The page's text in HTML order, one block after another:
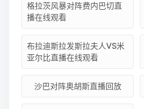
格拉茨风暴对阵费内巴切直
播在线观看
布拉迪斯拉发斯拉夫人VS米
亚尔比直播在线观看
沙巴对阵奥胡斯直播回放